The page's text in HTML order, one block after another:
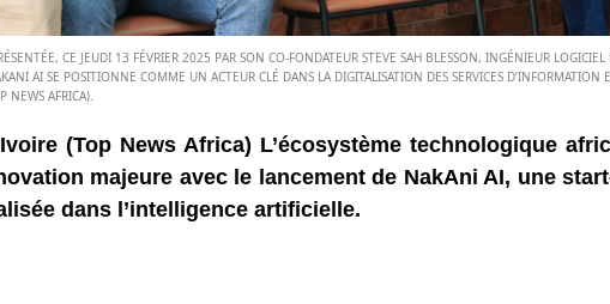
CE JEUDI 13 FÉVRIER 2025 PAR SON CO-FONDATEUR STEVE SAH BLESSON, INGÉNIEUR LOGICIEL
AI SE POSITIONNE COMME UN ACTEUR CLÉ DANS LA DIGITALISATION DES SERVICES D’INFORMATION
NEWS AFRICA).
(Top News Africa) L’écosystème technologique
majeure avec le lancement de NakAni AI, une
dans l’intelligence artificielle.